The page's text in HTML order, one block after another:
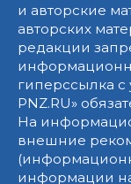
и авторские
авторских
редакции
гиперссылка с
PNZ.RU»
На
внешние
информации